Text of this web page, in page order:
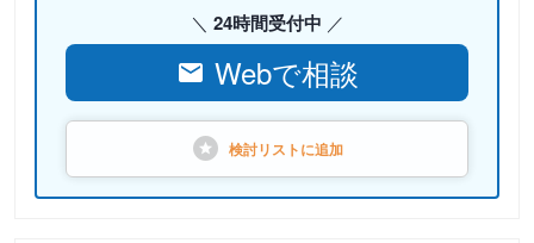
24時間受付中
Webで相談
検討リストに追加